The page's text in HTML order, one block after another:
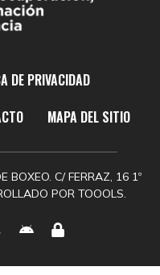
DE PRIVACIDAD
MAPA DEL SITIO
BOXEO. C/ FERRAZ, 16 1º
POR TOOOLS.